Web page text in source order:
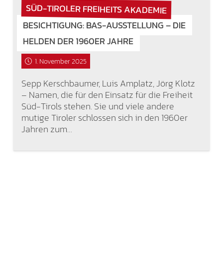
SÜD-TIROLER FREIHEITS AKADEMIE
BESICHTIGUNG: BAS-AUSSTELLUNG – DIE
HELDEN DER 1960ER JAHRE
1. November 2025
Sepp Kerschbaumer, Luis Amplatz, Jörg Klotz
– Namen, die für den Einsatz für die Freiheit
Süd-Tirols stehen. Sie und viele andere
mutige Tiroler schlossen sich in den 1960er
Jahren zum…